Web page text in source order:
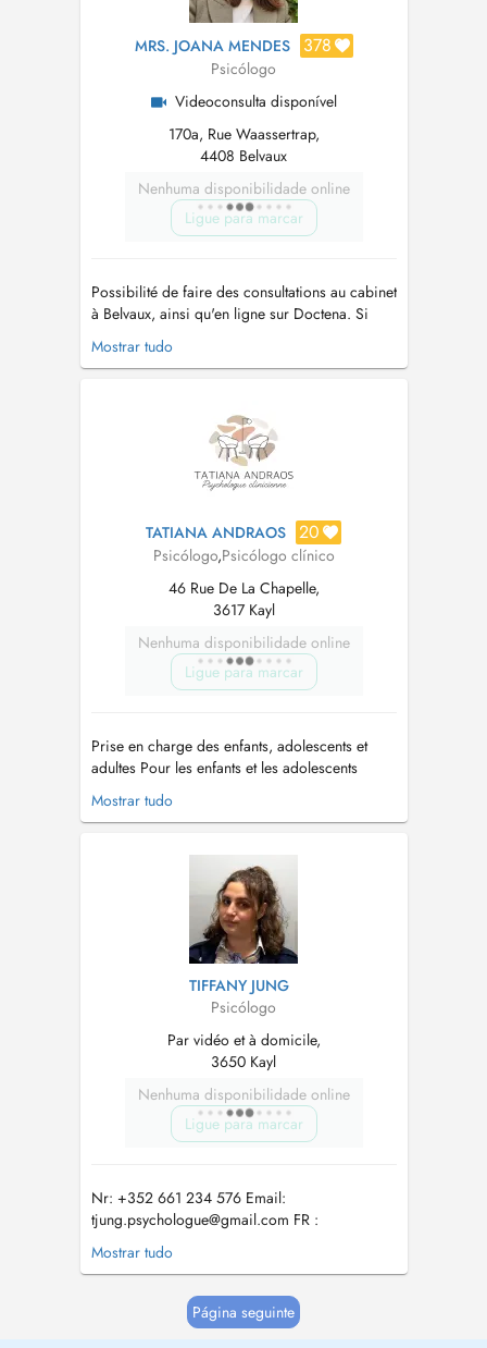
MRS. JOANA MENDES 378
Psicólogo
Videoconsulta disponível
170a, Rue Waassertrap,
4408 Belvaux
Nenhuma disponibilidade online
Ligue para marcar
Possibilité de faire des consultations au cabinet
à Belvaux, ainsi qu'en ligne sur Doctena. Si
vous vous rendez au cabinet, il y a des places
gratuites dans la rue en utilisant le disque bleu.
accompagnement personnalisé ...
Mostrar tudo
TATIANA ANDRAOS 20
Psicólogo,Psicólogo clínico
46 Rue De La Chapelle,
3617 Kayl
Nenhuma disponibilidade online
Ligue para marcar
Prise en charge des enfants, adolescents et
adultes Pour les enfants et les adolescents
(entre autre) - NEPSY-II - Bilan
neuropsychologique de l'enfant - WISC V -
attentionnel -Accompagnement scolaire :
Troubles de l'apprentissage, démotiva...
Mostrar tudo
TIFFANY JUNG
Psicólogo
Par vidéo et à domicile,
3650 Kayl
Nenhuma disponibilidade online
Ligue para marcar
Nr: +352 661 234 576 Email:
tjung.psychologue@gmail.com FR :
Consultation online ( --> via teams) Consultation
à domicile (--> mais aussi lors d'une
Online Konsultatiounen ( --> via Teams )
Konsultatiounen à domicile (--> awer och ...
Mostrar tudo
Página seguinte